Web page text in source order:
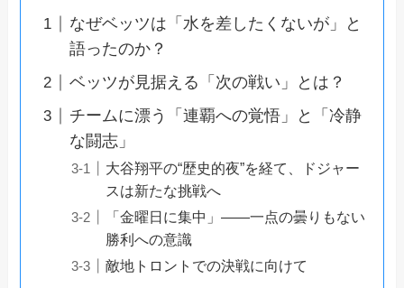
なぜベッツは「水を差したくないが」と
語ったのか？
ベッツが見据える「次の戦い」とは？
チームに漂う「連覇への覚悟」と「冷静
な闘志」
大谷翔平の“歴史的夜”を経て、ドジャー
スは新たな挑戦へ
「金曜日に集中」——一点の曇りもない
勝利への意識
敵地トロントでの決戦に向けて